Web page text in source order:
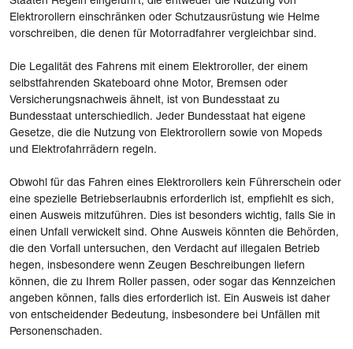
Elektrorollern einschränken oder Schutzausrüstung wie Helme
vorschreiben, die denen für Motorradfahrer vergleichbar sind.
Die Legalität des Fahrens mit einem Elektroroller, der einem
selbstfahrenden Skateboard ohne Motor, Bremsen oder
Versicherungsnachweis ähnelt, ist von Bundesstaat zu
Bundesstaat unterschiedlich. Jeder Bundesstaat hat eigene
Gesetze, die die Nutzung von Elektrorollern sowie von Mopeds
und Elektrofahrrädern regeln.
Obwohl für das Fahren eines Elektrorollers kein Führerschein oder
eine spezielle Betriebserlaubnis erforderlich ist, empfiehlt es sich,
einen Ausweis mitzuführen. Dies ist besonders wichtig, falls Sie in
einen Unfall verwickelt sind. Ohne Ausweis könnten die Behörden,
die den Vorfall untersuchen, den Verdacht auf illegalen Betrieb
hegen, insbesondere wenn Zeugen Beschreibungen liefern
können, die zu Ihrem Roller passen, oder sogar das Kennzeichen
angeben können, falls dies erforderlich ist. Ein Ausweis ist daher
von entscheidender Bedeutung, insbesondere bei Unfällen mit
Personenschaden.